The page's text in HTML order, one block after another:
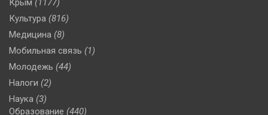
Крым (1177)
Культура (816)
Медицина (8)
Мобильная связь (1)
Молодежь (44)
Налоги (2)
Наука (3)
Образование (440)